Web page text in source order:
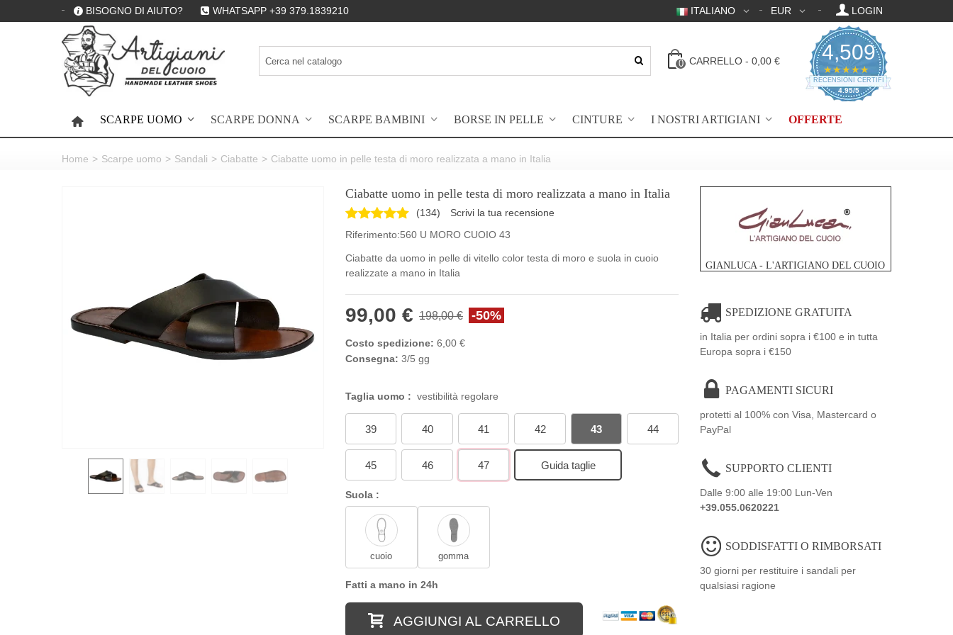
BISOGNO DI AIUTO? WHATSAPP +39 379.1839210 ITALIANO EUR LOGIN
0 CARRELLO - 0,00 € 4,509
★★★★★ 4.95 valutazione
4.95/5
RECENSIONI CERTIFICATE
SCARPE UOMO SCARPE DONNA SCARPE BAMBINI BORSE IN PELLE CINTURE I NOSTRI ARTIGIANI OFFERTE
Home > Scarpe uomo > Sandali > Ciabatte > Ciabatte uomo in pelle testa di moro realizzata a mano in Italia
Ciabatte uomo in pelle testa di moro realizzata a mano in Italia
(134)
Scrivi la tua recensione
Riferimento:560 U MORO CUOIO 43
Ciabatte da uomo in pelle di vitello color testa di moro e suola in cuoio
realizzate a mano in Italia
99,00 € 198,00 € -50%
Costo spedizione: 6,00 €
Consegna: 3/5 gg
Taglia uomo : vestibilità regolare
39 40 41 42 43 44
45 46 47 Guida taglie
Suola :
cuoio gomma
Fatti a mano in 24h
AGGIUNGI AL CARRELLO
GIANLUCA - L'ARTIGIANO DEL CUOIO
SPEDIZIONE GRATUITA
in Italia per ordini sopra i €100 e in tutta
Europa sopra i €150
PAGAMENTI SICURI
protetti al 100% con Visa, Mastercard o
PayPal
SUPPORTO CLIENTI
Dalle 9:00 alle 19:00 Lun-Ven
+39.055.0620221
SODDISFATTI O RIMBORSATI
30 giorni per restituire i sandali per
qualsiasi ragione